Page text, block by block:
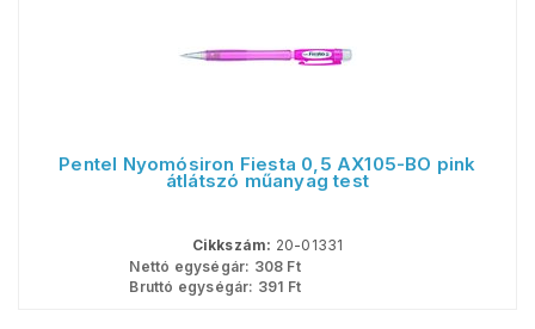
Pentel Nyomósiron Fiesta 0,5 AX105-BO pink
átlátszó műanyag test
Cikkszám: 20-01331
Nettó egységár: 308 Ft
Bruttó egységár: 391 Ft